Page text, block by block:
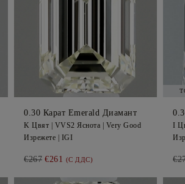
0.30 Карат Emerald Диамант
K Цвят | VVS2 Яснота | Very Good
Изрежете | IGI
€267 €261 (С ДДС)
I